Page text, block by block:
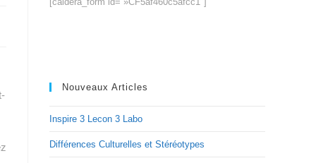
Nouveaux Articles
Inspire 3 Lecon 3 Labo
Différences Culturelles et Stéréotypes